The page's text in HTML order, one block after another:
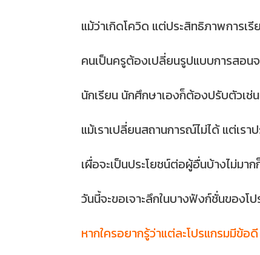
แม้ว่าเกิดโควิด แต่ประสิทธิภาพการเ
คนเป็นครูต้องเปลี่ยนรูปแบบการสอ
นักเรียน นักศึกษาเองก็ต้องปรับตัวเ
แม้เราเปลี่ยนสถานการณ์ไม่ได้ แต่เร
เผื่อจะเป็นประโยชน์ต่อผู้อื่นบ้างไม่มา
วันนี้จะขอเจาะลึกในบางฟังก์ชั่นของโ
หากใครอยากรู้ว่าแต่ละโปรแกรมมีข้